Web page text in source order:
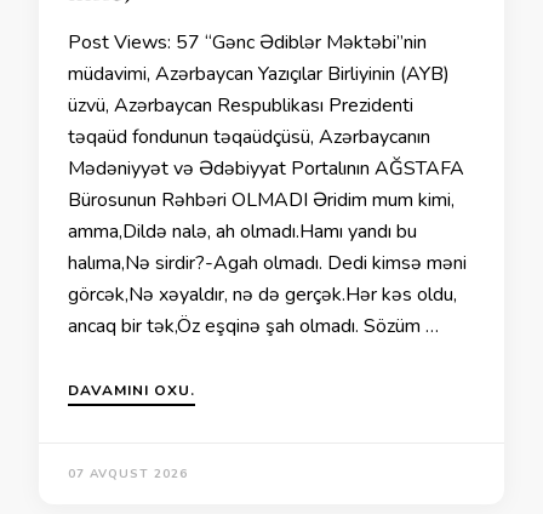
Post Views: 57 “Gənc Ədiblər Məktəbi”nin
müdavimi, Azərbaycan Yazıçılar Birliyinin (AYB)
üzvü, Azərbaycan Respublikası Prezidenti
təqaüd fondunun təqaüdçüsü, Azərbaycanın
Mədəniyyət və Ədəbiyyat Portalının AĞSTAFA
Bürosunun Rəhbəri OLMADI Əridim mum kimi,
amma,Dildə nalə, ah olmadı.Hamı yandı bu
halıma,Nə sirdir?-Agah olmadı. Dedi kimsə məni
görcək,Nə xəyaldır, nə də gerçək.Hər kəs oldu,
ancaq bir tək,Öz eşqinə şah olmadı. Sözüm …
DAVAMINI OXU.
07 AVQUST 2026